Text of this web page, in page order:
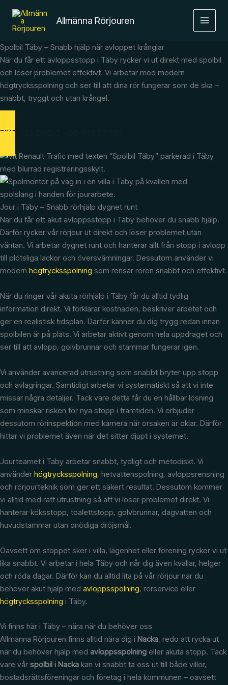
innehåll
Allmänna Rörjouren
MAIN
Spolbil Täby – Snabb hjälp när avloppet krånglar
När du får ett avloppsstopp i Täby rycker vi ut direkt med spolbil
och löser problemet effektivt. Vi arbetar med modern
högtrycksspolning och ser till att dina rör fungerar som de ska –
snabbt, tryggt och utan krångel.
RING OSS DIREKT – 08-558 03 553
Jour i Täby – Snabb rörhjälp dygnet runt
När du får ett akut avloppsstopp i Täby behöver du snabb hjälp.
Därför rycker vår rörjour ut direkt och löser problemet utan
väntan. Vi arbetar dygnet runt och hanterar allt från stopp i avlopp
till plötsliga läckor och översvämningar. Dessutom använder vi
modern högtrycksspolning som rensar rören snabbt och effektivt.
När du ringer vår akuta rörhjälp i Täby får du alltid tydlig
information direkt. Vi förklarar kostnaden, beskriver arbetet och
ger en realistisk tidsplan. Därför känner du dig trygg redan innan
spolbilen är på plats. Vi arbetar aktivt genom hela uppdraget och
ser till att avlopp, golvbrunnar och stammar fungerar igen.
Vi använder avancerad utrustning som snabbt bryter upp stopp
och avlagringar. Samtidigt arbetar vi systematiskt så att vi inte
missar några detaljer. Tack vare detta får du en hållbar lösning
som minskar risken för nya stopp i framtiden. Vi erbjuder
dessutom rörinspektion med kamera när orsaken är oklar. Därför
hittar vi problemet även när det sitter djupt i systemet.
Jourteamet i Täby arbetar snabbt, tydligt och metodiskt. Vi
använder högtrycksspolning, hetvattenspolning, avloppsrensning
och rörjourteknik som ger ett säkert resultat. Dessutom kommer
vi alltid med rätt utrustning så att vi löser problemet direkt. Vi
hanterar köksstopp, toalettstopp, golvbrunnar, dagvatten och
huvudstammar utan onödiga dröjsmål.
Oavsett om stoppet sker i villa, lägenhet eller förening rycker vi ut
lika snabbt. Vi arbetar i hela Täby och når dig även kvällar, helger
och röda dagar. Därför kan du alltid lita på vår rörjour när du
behöver akut hjälp med avloppsspolning, rörservice eller
högtrycksspolning i Täby.
Vi finns här i Täby – nära när du behöver oss
Allmänna Rörjouren finns alltid nära dig i Nacka, redo att rycka ut
när du behöver hjälp med avloppsspolning eller akuta stopp. Tack
vare vår spolbil i Nacka kan vi snabbt ta oss ut till både villor,
bostadsrättsföreningar och företag i hela kommunen – oavsett